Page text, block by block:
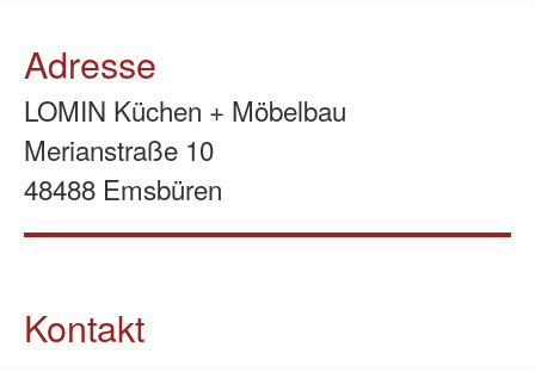
Adresse
LOMIN Küchen + Möbelbau
Merianstraße 10
48488 Emsbüren
Kontakt